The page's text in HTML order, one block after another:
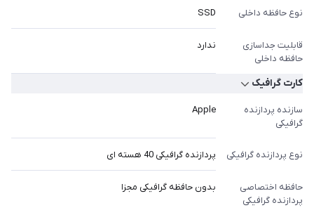
نوع حافظه داخلی SSD
قابلیت جداسازی
حافظه داخلی
ندارد
کارت گرافیک
سازنده پردازنده
گرافیکی
Apple
نوع پردازنده گرافیکی پردازنده گرافیکی 40 هسته ای
حافظه اختصاصی
پردازنده گرافیکی
بدون حافظه گرافیکی مجزا